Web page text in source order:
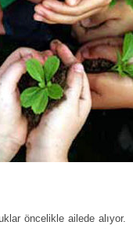
öncelikle ailede alıyor.